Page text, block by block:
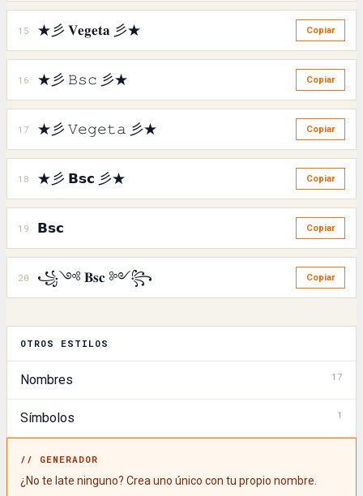
15 ★彡 𝐕𝐞𝐠𝐞𝐭𝐚 彡★ Copiar
16 ★彡 𝙱𝚜𝚌 彡★ Copiar
17 ★彡 𝚅𝚎𝚐𝚎𝚝𝚊 彡★ Copiar
18 ★彡 𝗕𝘀𝗰 彡★ Copiar
19 𝗕𝘀𝗰 Copiar
20 ꧁༺ 𝐁𝐬𝐜 ༻꧂ Copiar
OTROS ESTILOS
Nombres 17
Símbolos 1
// GENERADOR
¿No te late ninguno? Crea uno único con tu propio nombre.